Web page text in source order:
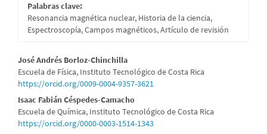
Palabras clave:
Resonancia magnética nuclear, Historia de la ciencia,
Espectroscopía, Campos magnéticos, Artículo de revisión
Contenido
principal
del
artículo
José Andrés Borloz-Chinchilla
Escuela de Física, Instituto Tecnológico de Costa Rica
https://orcid.org/0009-0004-9357-3621
Isaac Fabián Céspedes-Camacho
Escuela de Química, Instituto Tecnológico de Costa Rica
https://orcid.org/0000-0003-1514-1343